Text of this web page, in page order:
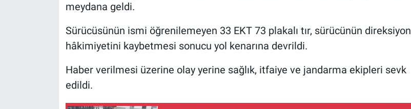
meydana geldi.
Sürücüsünün ismi öğrenilemeyen 33 EKT 73 plakalı tır, sürücünün direksiyon
hâkimiyetini kaybetmesi sonucu yol kenarına devrildi.
Haber verilmesi üzerine olay yerine sağlık, itfaiye ve jandarma ekipleri sevk
edildi.